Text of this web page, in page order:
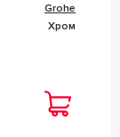
Grohe
Хром